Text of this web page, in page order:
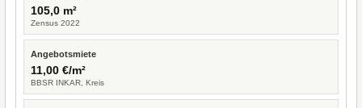
105,0 m²
Zensus 2022
Angebotsmiete
11,00 €/m²
BBSR INKAR, Kreis